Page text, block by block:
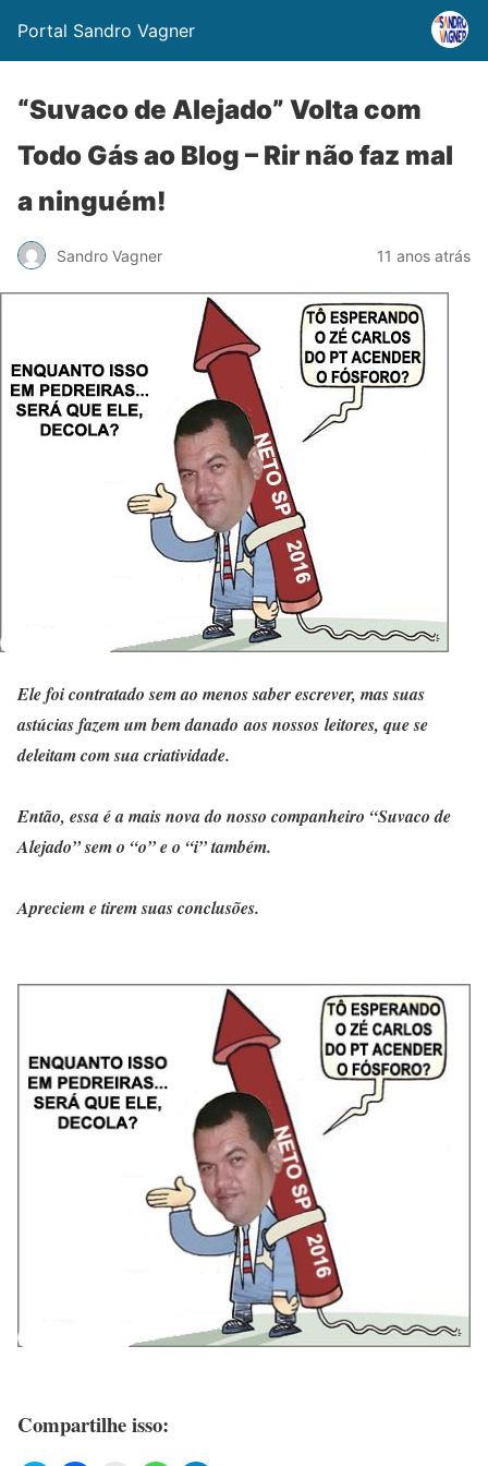
Portal Sandro Vagner
“Suvaco de Alejado” Volta com
Todo Gás ao Blog – Rir não faz mal
a ninguém!
Sandro Vagner 11 anos atrás
Ele foi contratado sem ao menos saber escrever, mas suas
astúcias fazem um bem danado aos nossos leitores, que se
deleitam com sua criatividade.
Então, essa é a mais nova do nosso companheiro “Suvaco de
Alejado” sem o “o” e o “i” também.
Apreciem e tirem suas conclusões.
Compartilhe isso: